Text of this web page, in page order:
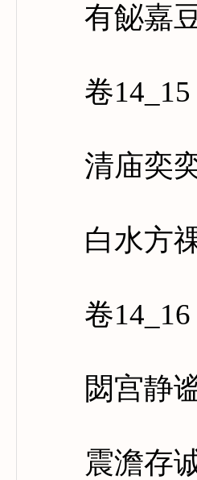
有飶嘉豆
卷14_15
清庙奕奕
白水方祼
卷14_16
閟宫静谧
震澹存诚